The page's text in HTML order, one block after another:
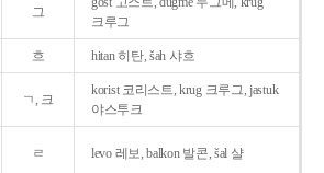
그
크루그
흐 hitan 히탄, šah 샤흐
ㄱ, 크
korist 코리스트, krug 크루그, jastuk
야스투크
ㄹ levo 레보, balkon 발콘, šal 샬